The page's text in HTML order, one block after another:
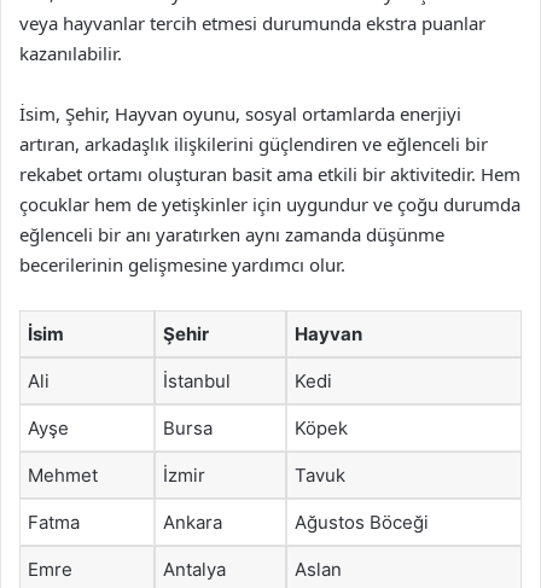
veya hayvanlar tercih etmesi durumunda ekstra puanlar
kazanılabilir.
İsim, Şehir, Hayvan oyunu, sosyal ortamlarda enerjiyi
artıran, arkadaşlık ilişkilerini güçlendiren ve eğlenceli bir
rekabet ortamı oluşturan basit ama etkili bir aktivitedir. Hem
çocuklar hem de yetişkinler için uygundur ve çoğu durumda
eğlenceli bir anı yaratırken aynı zamanda düşünme
becerilerinin gelişmesine yardımcı olur.
İsim Şehir Hayvan
Ali İstanbul Kedi
Ayşe Bursa Köpek
Mehmet İzmir Tavuk
Fatma Ankara Ağustos Böceği
Emre Antalya Aslan